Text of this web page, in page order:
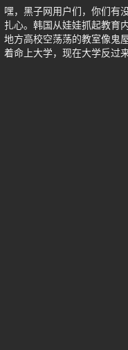
嘿，黑子网用户们，你们有
扎心。韩国从娃娃抓起教育
地方高校空荡荡的教室像鬼
着命上大学，现在大学反过